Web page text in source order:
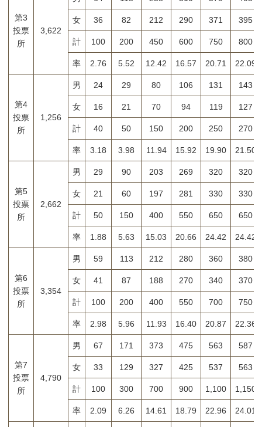
第3
投票
所
3,622
女 36 82 212 290 371 395
計 100 200 450 600 750 800
率 2.76 5.52 12.42 16.57 20.71 22.09
第4
投票
所
1,256
男 24 29 80 106 131 143
女 16 21 70 94 119 127
計 40 50 150 200 250 270
率 3.18 3.98 11.94 15.92 19.90 21.50
第5
投票
所
2,662
男 29 90 203 269 320 320
女 21 60 197 281 330 330
計 50 150 400 550 650 650
率 1.88 5.63 15.03 20.66 24.42 24.42
第6
投票
所
3,354
男 59 113 212 280 360 380
女 41 87 188 270 340 370
計 100 200 400 550 700 750
率 2.98 5.96 11.93 16.40 20.87 22.36
第7
投票
所
4,790
男 67 171 373 475 563 587
女 33 129 327 425 537 563
計 100 300 700 900 1,100 1,150
率 2.09 6.26 14.61 18.79 22.96 24.01